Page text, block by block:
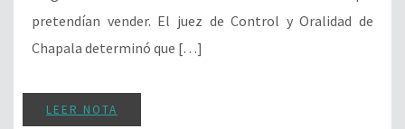
pretendían vender. El juez de Control y Oralidad de
Chapala determinó que […]
LEER NOTA